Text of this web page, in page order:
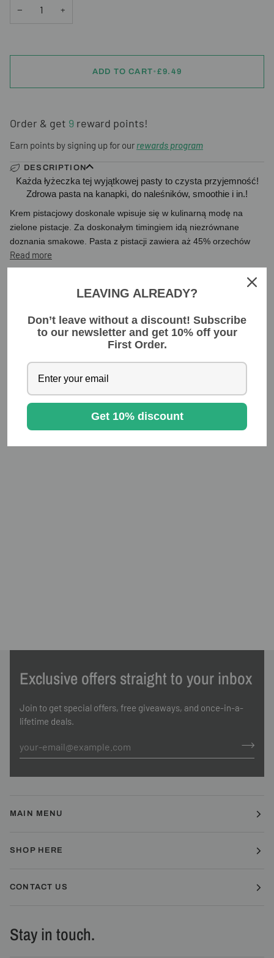
− +
ADD TO CART•£9.49
Order & get 9 reward points!
Earn points by signing up for our rewards program
DESCRIPTION
Każda łyżeczka tej wyjątkowej pasty to czysta przyjemność!
Zdrowa pasta na kanapki, do naleśników, smoothie i in.!
Krem pistacjowy doskonale wpisuje się w kulinarną modę na
zielone pistacje. Za doskonałym timingiem idą niezrównane
doznania smakowe. Pasta z pistacji zawiera aż 45% orzechów
Read more
YOU MIGHT ALSO LIKE
Exclusive offers straight to your inbox
Join to get special offers, free giveaways, and once-in-a-
lifetime deals.
MAIN MENU
SHOP HERE
CONTACT US
Stay in touch.
LEAVING ALREADY?
Don’t leave without a discount! Subscribe
to our newsletter and get 10% off your
First Order.
Get 10% discount